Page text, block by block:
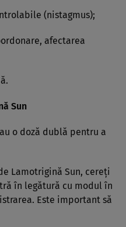
(nistagmus);
afectarea
Sun
o doză dublă pentru a
Lamotrigină Sun, cereţi
în legătură cu modul în
Este important să